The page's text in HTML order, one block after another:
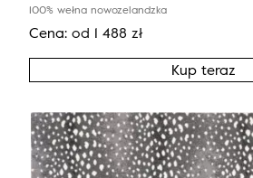
100% wełna nowozelandzka
Cena: od 1 488 zł
Kup teraz